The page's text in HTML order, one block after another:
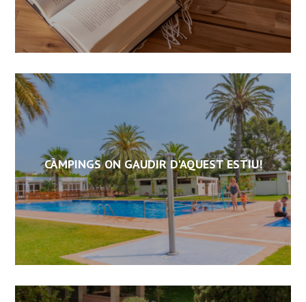
CÀMPINGS ON GAUDIR D'AQUEST ESTIU!